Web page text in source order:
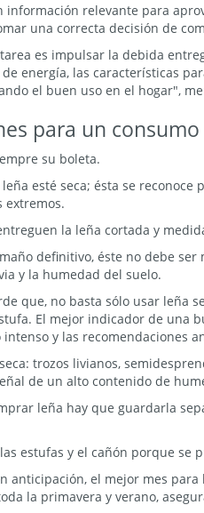
información relevante para
una correcta decisión de
tarea es impulsar la debida
energía, las características
el buen uso en el hogar",
para un
su boleta.
esté seca; ésta se
extremos.
la leña cortada y
definitivo, éste no debe
y la humedad del suelo.
que, no basta sólo usar leña
El mejor indicador de una
y las recomendaciones
trozos livianos,
de un alto contenido de
leña hay que guardarla
estufas y el cañón porque
anticipación, el mejor mes
la primavera y verano,